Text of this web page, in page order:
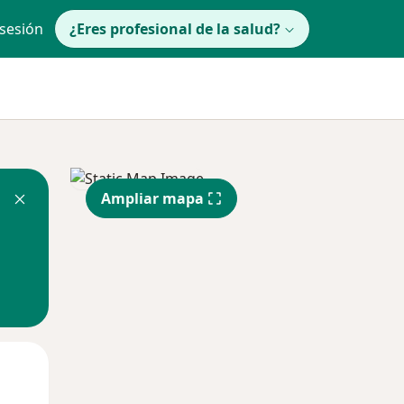
¿Eres profesional de la salud?
Ampliar mapa